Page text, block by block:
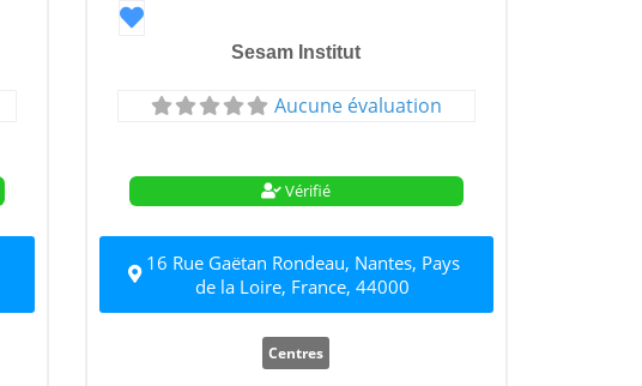
Favori
Sesam Institut
Aucune évaluation
Vérifié
16 Rue Gaëtan Rondeau, Nantes, Pays
de la Loire, France, 44000
Centres